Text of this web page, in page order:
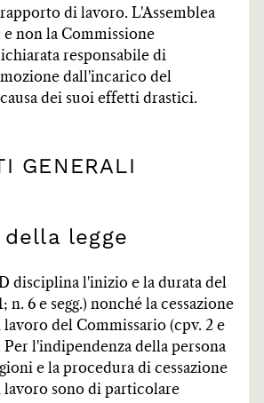
di lavoro. L'Assemblea
e non la Commissione
responsabile di
dall'incarico del
dei suoi effetti drastici.
GENERALI
legge
disciplina l'inizio e la durata del
n. 6 e segg.) nonché la cessazione
del Commissario (cpv. 2 e
Per l'indipendenza della persona
e la procedura di cessazione
sono di particolare